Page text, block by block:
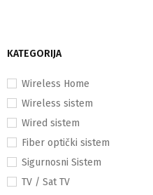
KATEGORIJA
Wireless Home
Wireless sistem
Wired sistem
Fiber optički sistem
Sigurnosni Sistem
TV / Sat TV